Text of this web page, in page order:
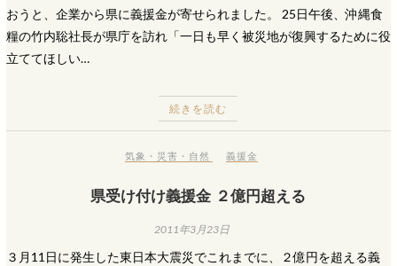
おうと、企業から県に義援金が寄せられました。 25日午後、沖縄食
糧の竹内聡社長が県庁を訪れ「一日も早く被災地が復興するために役
立ててほしい…
続きを読む
気象・災害・自然 義援金
県受け付け義援金 ２億円超える
2011年3月23日
３月11日に発生した東日本大震災でこれまでに、２億円を超える義